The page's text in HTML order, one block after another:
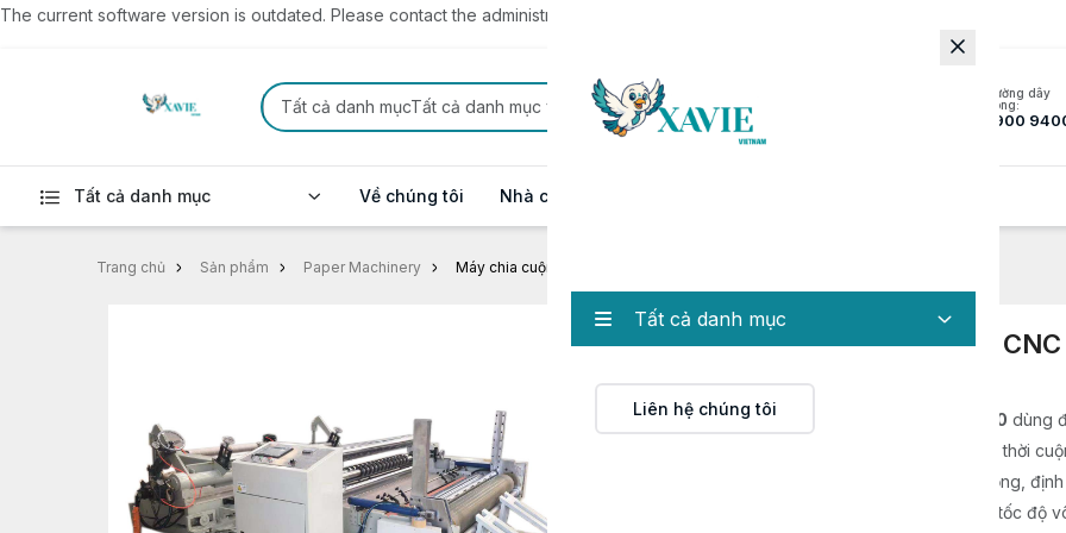
The current software version is outdated. Please contact the administrator to update to the latest version.
Tất cả danh mục
Liên hệ chúng tôi
Tất cả danh mụcTất cả danh mục
Đường dây
nóng:
1900
Tất cả danh mục Về chúng tôi Nhà cung cấp
Trang chủ Sản phẩm Paper Machinery Máy chia cuộn giấy trục đơn CNC 1600-250
Máy chia cuộn giấy trục đơn CNC
Máy chia cuộn giấy trục đơn CNC 1600-250 dùng
cuộn giấy khổ lớn thành nhiều cuộn nhỏ, đồng thời
thành phẩm. Máy được trang bị căn mép tự động,
tự động, cuộn/tháo cuộn nhanh và điều chỉnh tốc độ